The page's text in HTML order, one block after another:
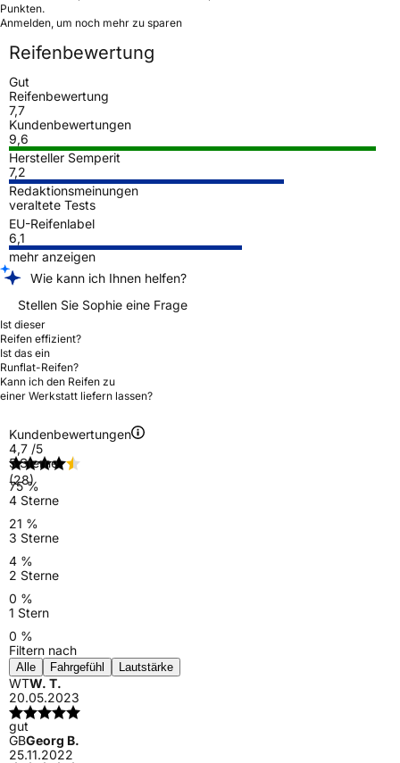
Punkten.
Anmelden, um noch mehr zu sparen
Reifenbewertung
Gut
Reifenbewertung
7,7
Kundenbewertungen
9,6
Hersteller Semperit
7,2
Redaktionsmeinungen
veraltete Tests
EU-Reifenlabel
6,1
mehr anzeigen
Wie kann ich Ihnen helfen?
Stellen Sie Sophie eine Frage
Ist dieser
Reifen effizient?
Ist das ein
Runflat-Reifen?
Kann ich den Reifen zu
einer Werkstatt liefern lassen?
Kundenbewertungen
4,7 /5
(28)
5 Sterne
75 %
4 Sterne
21 %
3 Sterne
4 %
2 Sterne
0 %
1 Stern
0 %
Filtern nach
Alle Fahrgefühl Lautstärke
WTW. T.
20.05.2023
gut
GBGeorg B.
25.11.2022